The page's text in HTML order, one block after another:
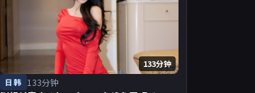
133分钟
日韩 133分钟